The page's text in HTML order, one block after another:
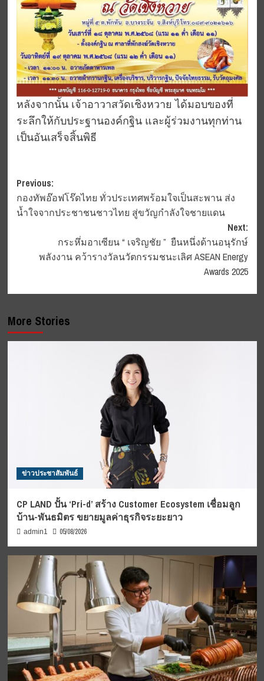
หลังจากนั้น เจ้าอาวาสวัดเชิงหวาย ได้มอบของที่
ระลึกให้กับประฐานองค์กฐิน และผู้ร่วมงานทุกท่าน
เป็นอันเสร็จสิ้นพิธี
Post
navigation
Previous:
กองทัพอ๊อฟโร๊ดไทย ทั่วประเทศพร้อมใจเป็นสะพาน ส่ง
น้ำใจจากประชาชนชาวไทย สู่ขวัญกำลังใจชายแดน
Next:
กระหึ่มอาเซียน “ เจริญชัย ” ยืนหนึ่งด้านอนุรักษ์
พลังงาน คว้ารางวัลนวัตกรรมชนะเลิศ ASEAN Energy
Awards 2025
More Stories
ข่าวประชาสัมพันธ์
CP LAND ปั้น ‘Pri-d’ สร้าง Customer Ecosystem เชื่อมลูก
บ้าน-พันธมิตร ขยายมูลค่าธุรกิจระยะยาว
admin1 05/08/2026